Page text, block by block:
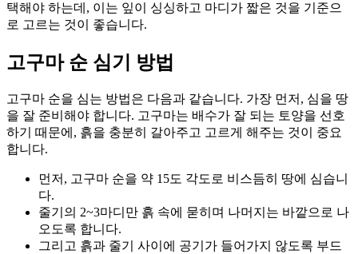
택해야 하는데, 이는 잎이 싱싱하고 마디가 짧은 것을 기준으
로 고르는 것이 좋습니다.
고구마 순 심기 방법
고구마 순을 심는 방법은 다음과 같습니다. 가장 먼저, 심을 땅
을 잘 준비해야 합니다. 고구마는 배수가 잘 되는 토양을 선호
하기 때문에, 흙을 충분히 갈아주고 고르게 해주는 것이 중요
합니다.
먼저, 고구마 순을 약 15도 각도로 비스듬히 땅에 심습니
다.
줄기의 2~3마디만 흙 속에 묻히며 나머지는 바깥으로 나
오도록 합니다.
그리고 흙과 줄기 사이에 공기가 들어가지 않도록 부드